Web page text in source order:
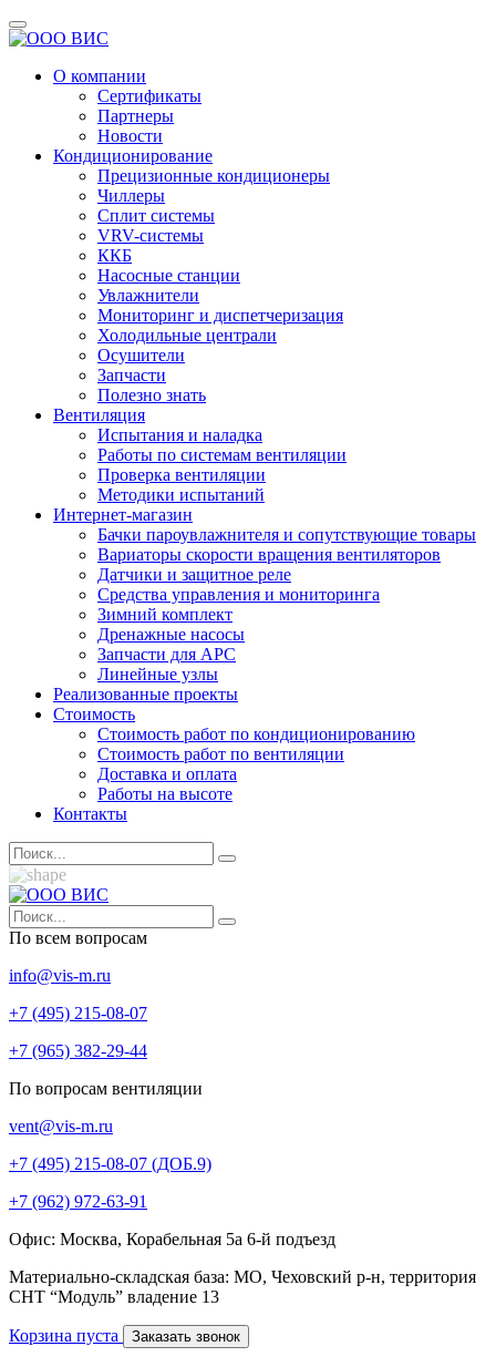
О компании
Сертификаты
Партнеры
Новости
Кондиционирование
Прецизионные кондиционеры
Чиллеры
Сплит системы
VRV-системы
ККБ
Насосные станции
Увлажнители
Мониторинг и диспетчеризация
Холодильные централи
Осушители
Запчасти
Полезно знать
Вентиляция
Испытания и наладка
Работы по системам вентиляции
Проверка вентиляции
Методики испытаний
Интернет-магазин
Бачки пароувлажнителя и сопутствующие товары
Вариаторы скорости вращения вентиляторов
Датчики и защитное реле
Средства управления и мониторинга
Зимний комплект
Дренажные насосы
Запчасти для APC
Линейные узлы
Реализованные проекты
Стоимость
Стоимость работ по кондиционированию
Стоимость работ по вентиляции
Доставка и оплата
Работы на высоте
Контакты
По всем вопросам
info@vis-m.ru
+7 (495) 215-08-07
+7 (965) 382-29-44
По вопросам вентиляции
vent@vis-m.ru
+7 (495) 215-08-07 (ДОБ.9)
+7 (962) 972-63-91
Офис: Москва, Корабельная 5а 6-й подъезд
Материально-складская база: МО, Чеховский р-н, территория
СНТ “Модуль” владение 13
Корзина пуста Заказать звонок